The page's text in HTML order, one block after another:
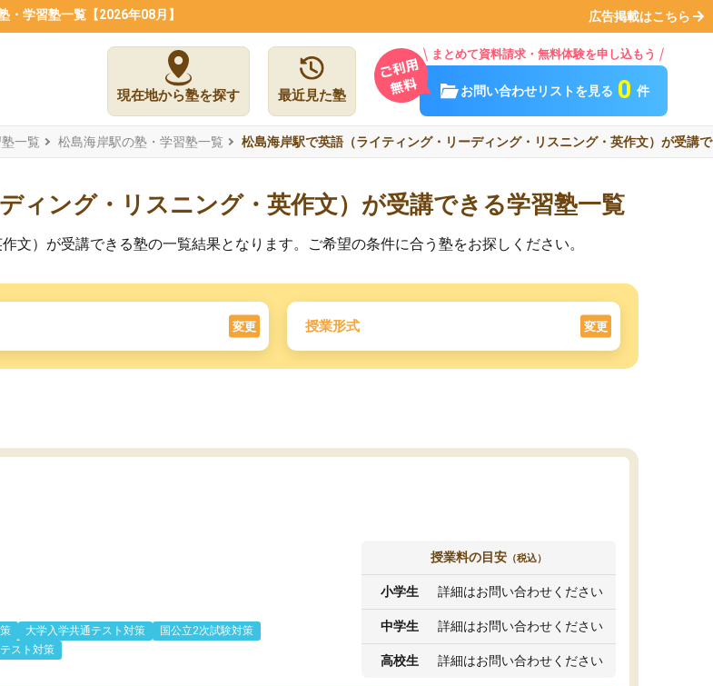
学習塾一覧【2026年08月】 広告掲載はこちら
現在地から塾を探す 最近見た塾
まとめて資料請求・無料体験を申し込もう
お問い合わせリストを見る 0 件
一覧 松島海岸駅の塾・学習塾一覧 松島海岸駅で英語（ライティング・リーディング・リスニング・英作文）が受講
ィング・リスニング・英作文）が受講できる学習塾一覧
）が受講できる塾の一覧結果となります。ご希望の条件に合う塾をお探しください。
変更 授業形式 変更
大学入学共通テスト対策
国公立2次試験対策
スト対策
授業料の目安 （税込）
小学生 詳細はお問い合わせください
中学生 詳細はお問い合わせください
高校生 詳細はお問い合わせください